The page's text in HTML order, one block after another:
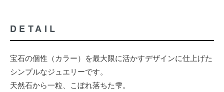
DETAIL
宝石の個性（カラー）を最大限に活かすデザインに仕上げた
シンプルなジュエリーです。
天然石から一粒、こぼれ落ちた雫。